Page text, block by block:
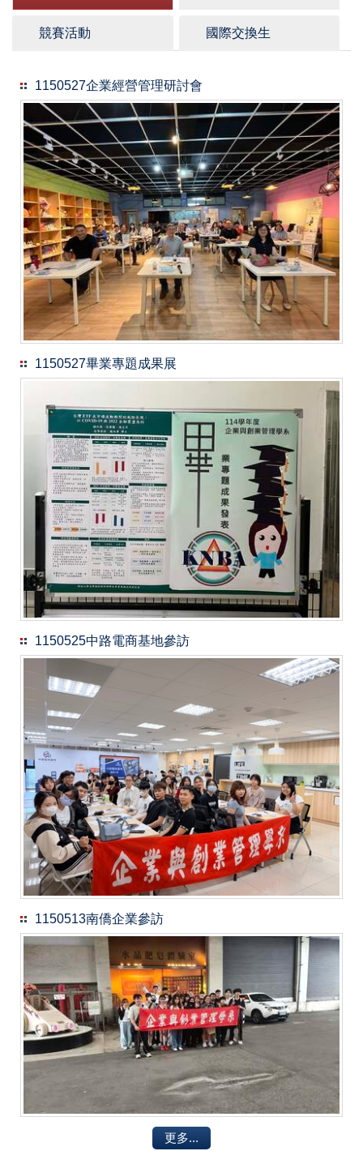
競賽活動 國際交換生
1150527企業經營管理研討會
1150527畢業專題成果展
1150525中路電商基地參訪
1150513南僑企業參訪
更多...